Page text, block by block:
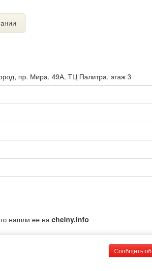
пр. Мира, 49А, ТЦ Палитра, этаж 3
нашли ее на chelny.info
Сообщить